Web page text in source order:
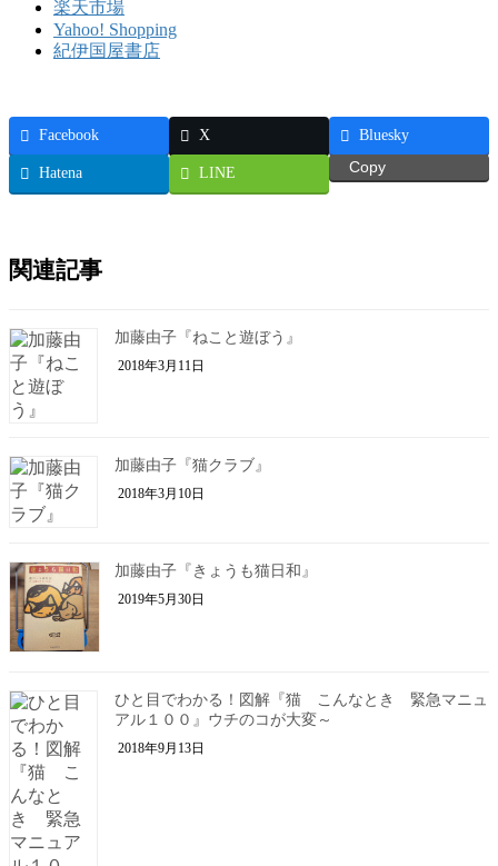
楽天市場
Yahoo! Shopping
紀伊国屋書店
Facebook X Bluesky
Hatena LINE Copy
関連記事
加藤由子『ねこと遊ぼう』
2018年3月11日
加藤由子『猫クラブ』
2018年3月10日
加藤由子『きょうも猫日和』
2019年5月30日
ひと目でわかる！図解『猫 こんなとき 緊急マニュ
アル１００』ウチのコが大変～
2018年9月13日